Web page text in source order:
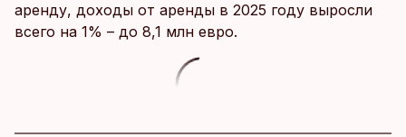
аренду, доходы от аренды в 2025 году выросли
всего на 1% – до 8,1 млн евро.